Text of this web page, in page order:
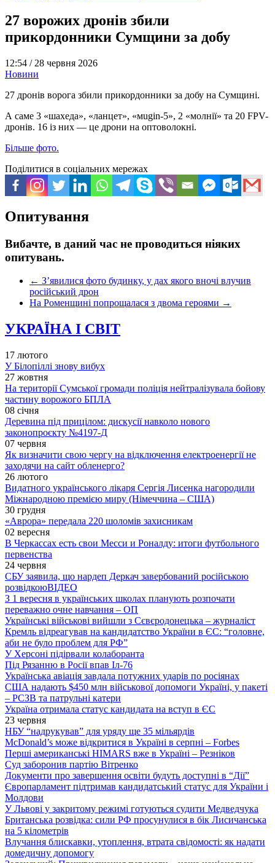
27 ворожих дронів збили
прикордонники Сумщини за добу
12:54 / 28 червня 2026
Новини
27 дронів ворога збили прикордонники за добу на Сумщині.
А саме 3 «шахеда», «ланцет», «мugin-5», 2 «молнії» та 20 FPV-
дронів. 16 із них — це дрони на оптоволокні.
Більше фото.
Поділитися в соціальних мережах
Опитування
Вибачте, в даний час не проводиться ніяких
опитувань.
← З’явилися фото будинку, у дах якого вночі влучив
російський дрон
На Роменщині попрощалася з двома героями →
УКРАЇНА І СВІТ
17 лютого
У Білопіллі знову вибух
27 жовтня
На території Сумської громади поліція нейтралізувала бойову
частину ворожого БПЛА
08 січня
Деревина під прицілом: дискусії навколо нового
законопроєкту №4197-Д
07 червня
Як визначити свою чергу на відключення електроенергії не
заходячи на сайт обленерго?
26 лютого
Видатного українського лікаря Сергія Лисенка нагородили
Міжнародною премією миру (Німеччина – США)
30 грудня
«Аврора» передала 220 шоломів захисникам
02 вересня
В Черкассах есть свои Месси и Роналду: итоги футбольного
первенства
24 червня
СБУ заявила, що нардеп Деркач завербований російською
розвідкоюВІДЕО
З 1 вересня в українських школах планують розпочати
переважно очне навчання – ОП
Українські військові вийшли з Сєвєродонецька – журналіст
Кремль відреагував на кандидатство України в ЄС: “головне,
аби не було проблем для РФ”
У Херсоні підірвали колаборанта
Під Рязанню в Росії впав Іл-76
Українська авіація завдала потужних ударів по росіянах
США надають $450 млн військової допомоги Україні, у пакеті
– РСЗВ та патрульні катери
Україна отримала статус кандидата на вступ в ЄС
23 червня
НБУ “надрукував” для уряду ще 35 мільярдів
McDonald’s може відкритися в Україні в серпні – Forbes
Перші американські HIMARS вже в Україні – Резніков
Суд заборонив партію Вітренко
Документи про завершення освіти будуть доступні в “Дії”
Європарламент підтримав кандидатський статус для України і
Молдови
У Львові у закритому режимі готуються судити Медведчука
Британська розвідка: сили РФ просунулися в бік Лисичанська
на 5 кілометрів
Влучання блискавки, утоплення, втрата свідомості: як надати
домедичну допомогу